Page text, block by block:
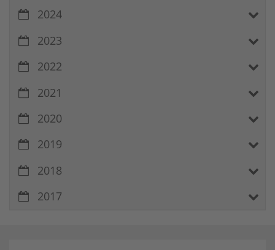
2024
2023
2022
2021
2020
2019
2018
2017